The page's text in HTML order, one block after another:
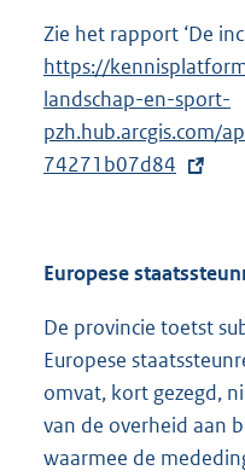
Zie het rapport ‘De
https://
landschap-en-sport-
pzh.hub.arcgis.com/
74271b07d84
Europese
De provincie toetst
Europese
omvat, kort gezegd,
van de overheid aan
waarmee de